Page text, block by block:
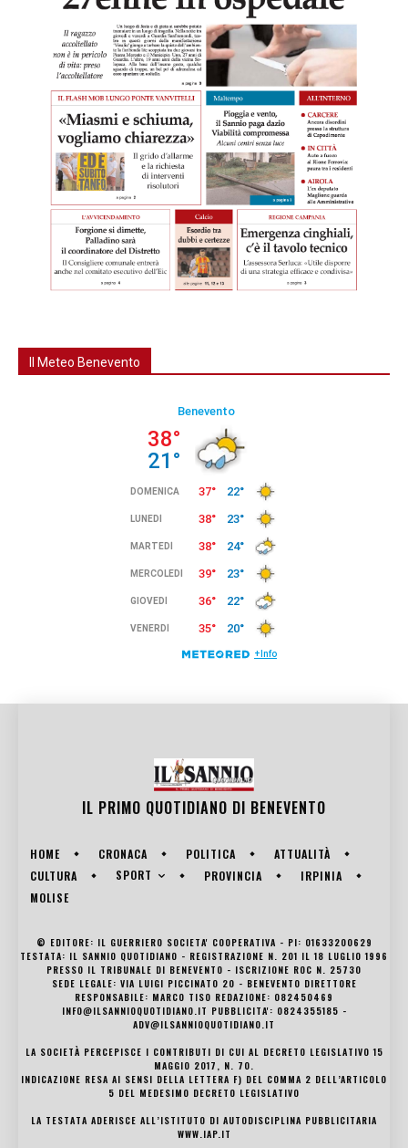
Il Meteo Benevento
IL PRIMO QUOTIDIANO DI BENEVENTO
HOME CRONACA POLITICA
ATTUALITÀ
CULTURA
SPORT PROVINCIA
IRPINIA
MOLISE
© EDITORE: IL GUERRIERO SOCIETA' COOPERATIVA - PI: 01633200629
TESTATA: IL SANNIO QUOTIDIANO - REGISTRAZIONE N. 201 IL 18 LUGLIO 1996
PRESSO IL TRIBUNALE DI BENEVENTO - ISCRIZIONE ROC N. 25730
SEDE LEGALE: VIA LUIGI PICCINATO 20 - BENEVENTO DIRETTORE
RESPONSABILE: MARCO TISO REDAZIONE: 082450469
INFO@ILSANNIOQUOTIDIANO.IT PUBBLICITA': 0824355185 -
ADV@ILSANNIOQUOTIDIANO.IT
LA SOCIETÀ PERCEPISCE I CONTRIBUTI DI CUI AL DECRETO LEGISLATIVO 15
MAGGIO 2017, N. 70.
INDICAZIONE RESA AI SENSI DELLA LETTERA F) DEL COMMA 2 DELL’ARTICOLO
5 DEL MEDESIMO DECRETO LEGISLATIVO
LA TESTATA ADERISCE ALL’ISTITUTO DI AUTODISCIPLINA PUBBLICITARIA
WWW.IAP.IT